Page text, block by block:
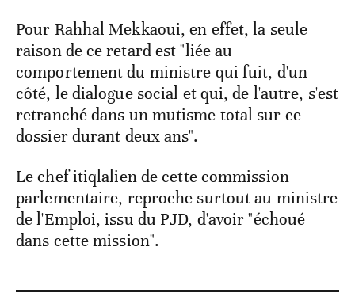
Pour Rahhal Mekkaoui, en effet, la seule
raison de ce retard est "liée au
comportement du ministre qui fuit, d'un
côté, le dialogue social et qui, de l'autre, s'est
retranché dans un mutisme total sur ce
dossier durant deux ans".
Le chef itiqlalien de cette commission
parlementaire, reproche surtout au ministre
de l'Emploi, issu du PJD, d'avoir "échoué
dans cette mission".